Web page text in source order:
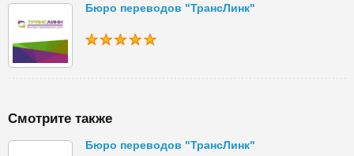
Бюро переводов "ТрансЛинк"
Смотрите также
Бюро переводов "ТрансЛинк"